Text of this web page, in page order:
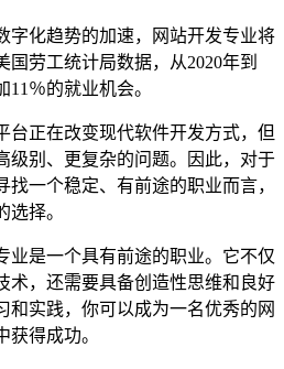
字化趋势的加速，网站开发专业将
劳工统计局数据，从2020年到
11％的就业机会。
台正在改变现代软件开发方式，但
级别、更复杂的问题。因此，对于
一个稳定、有前途的职业而言，
选择。
业是一个具有前途的职业。它不仅
术，还需要具备创造性思维和良好
和实践，你可以成为一名优秀的网
得成功。